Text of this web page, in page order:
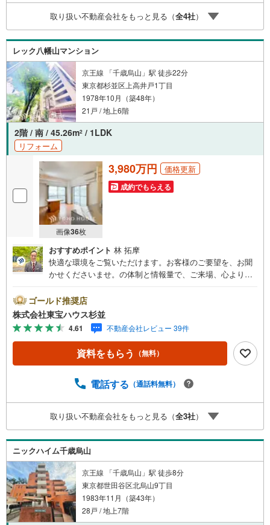
案内が可能となりますのでお手数ですがご一報ください。
◆物件のご案内は◆弊社へのご来社、お客様宅へのお迎
え・最寄駅での待ち合わせ、物件周辺のコンビニ等でお待
ち合わせなど、ご希望をお伝えください。ご希望条件をお
伝え頂けましたら、ご見学希望物件以外の資料も用意して
参ります。もちろん他の物件も併せてご案内させていただ
きます。
取り扱い不動産会社をもっと見る（全4社）
レック八幡山マンション
京王線 「千歳烏山」駅 徒歩22分
東京都杉並区上高井戸1丁目
1978年10月（築48年）
21戸 / 地上6階
2階 / 南 / 45.26m2 / 1LDK
リフォーム
画像36枚
3,980万円 価格更新
成約でもらえる
おすすめポイント 林 拓摩
快適な環境をご覧いただけます。お客様のご要望を、お聞
かせくださいませ。の体制と情報量で、ご来場、心よりお
「未来カレンダー」のご提案。・ 未来に起こるであろうご
自宅リフォームをオンライン上でご提案「ミラカレクラ
ブ」。・ 不動産売却時、ご自宅を綺麗にかつ瀟洒にさせる
CG加工ホームステイジングサービス。・ 購入者様へ、税
理士による確定申告の無料セミナーをご招待いたします。
◆ご予約に際して◆日時のご希望をお伝えください。（も
（居住中物件）の手配が必要な場合がございますのでご容
案内が可能となりますのでお手数ですがご一報ください。
◆物件のご案内は◆弊社へのご来社、お客様宅へのお迎
え・最寄駅での待ち合わせ、物件周辺のコンビニ等でお待
ち合わせなど、ご希望をお伝えください。ご希望条件をお
伝え頂けましたら、ご見学希望物件以外の資料も用意して
参ります。もちろん他の物件も併せてご案内させていただ
きます。
ゴールド推奨店
株式会社東宝ハウス杉並
4.61 不動産会社レビュー 39件
資料をもらう （無料）
電話する （通話料無料）
取り扱い不動産会社をもっと見る（全3社）
ニックハイム千歳烏山
京王線 「千歳烏山」駅 徒歩8分
東京都世田谷区北烏山9丁目
1983年11月（築43年）
28戸 / 地上7階